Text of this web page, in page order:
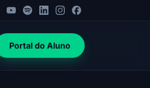
Portal do Aluno